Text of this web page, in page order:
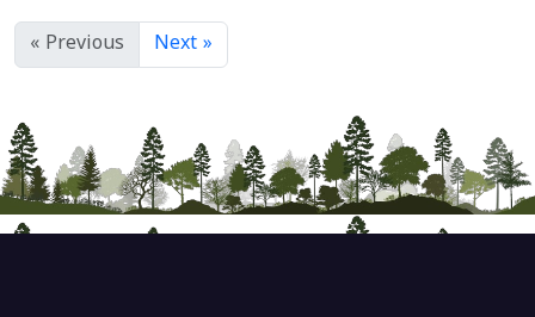
« Previous Next »